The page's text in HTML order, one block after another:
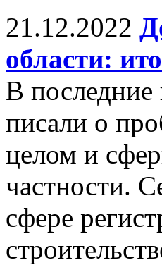
21.12.2022
области:
В последние
писали о
целом и
частности.
сфере